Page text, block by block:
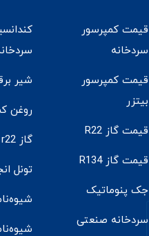
قیمت کمپرسور
سردخانه
قیمت کمپرسور
بیتزر
قیمت گاز R22
قیمت گاز R134
جک پنوماتیک
سردخانه صنعتی
شیر
روغن
گاز r22
تونل